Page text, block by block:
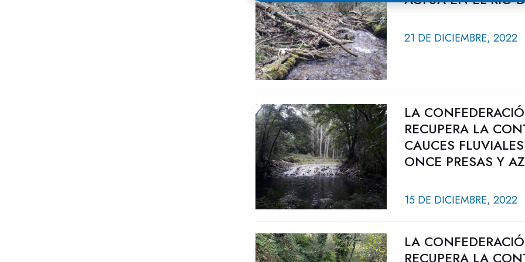
21 DE DICIEMBRE, 2022
LA
RECUPERA LA
CAUCES
ONCE PRESAS Y
15 DE DICIEMBRE, 2022
LA
RECUPERA LA